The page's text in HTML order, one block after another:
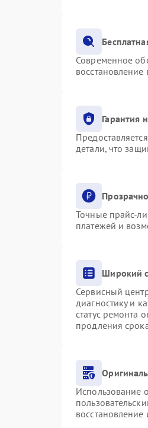
Современное
Гарантия
детали, что
Точные прайс-
платежей и
Широкий
Сервисный
диагностику и
статус ремонта
продления
Использование